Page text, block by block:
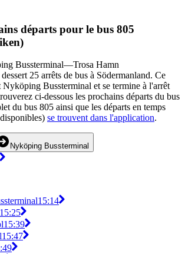
départs pour le bus 805
Bussterminal—Trosa Hamn
25 arrêts de bus à Södermanland. Ce
Nyköping Bussterminal et se termine à l'arrêt
ci-dessous les prochains départs du bus
du bus 805 ainsi que les départs en temps
se trouvent dans l'application.
Nyköping Bussterminal
15:14
15:25
15:39
15:47